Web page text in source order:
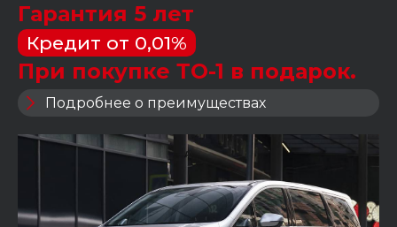
Гарантия 5 лет
Кредит от 0,01%
При покупке ТО-1 в подарок.
Подробнее о преимуществах